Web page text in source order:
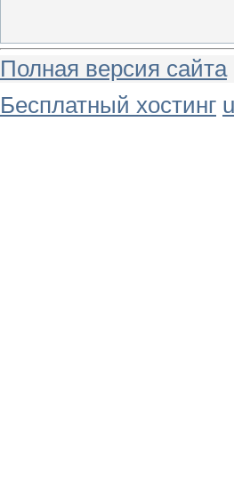
Полная версия сайта
Бесплатный хостинг